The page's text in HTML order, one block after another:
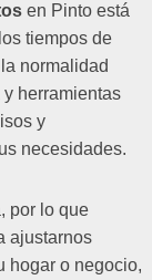
en Pinto está
tiempos de
normalidad
herramientas
y
necesidades.
por lo que
ajustarnos
hogar o negocio,